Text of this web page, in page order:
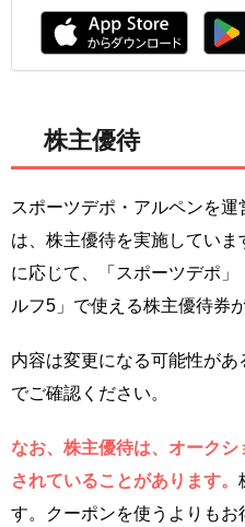
株主優待
スポーツデポ・アルペンを
は、株主優待を実施してい
に応じて、「スポーツデポ
ルフ5」で使える株主優待券
内容は変更になる可能性があ
でご確認ください。
なお、株主優待は、オークシ
されていることがあります。
す。クーポンを使うよりも